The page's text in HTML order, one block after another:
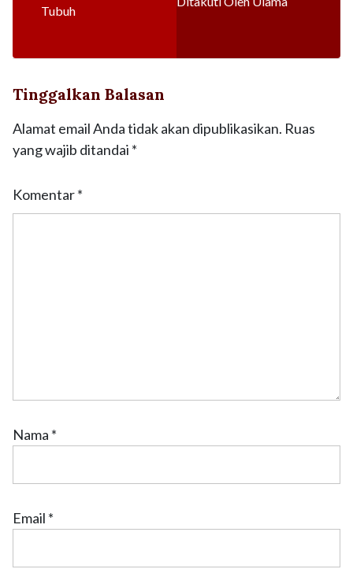
Tubuh
Tinggalkan Balasan
Alamat email Anda tidak akan dipublikasikan. Ruas
yang wajib ditandai *
Komentar*
Nama *
Email *